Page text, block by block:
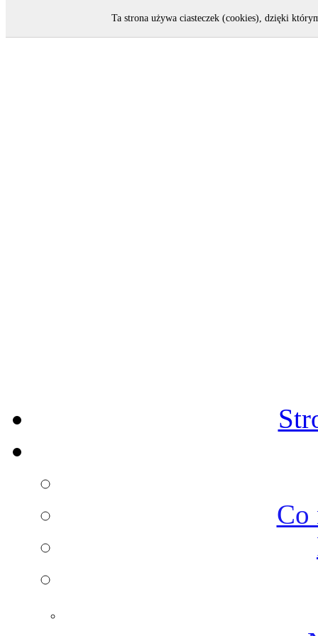
Co
Ta strona używa ciasteczek (cookies), dzięki